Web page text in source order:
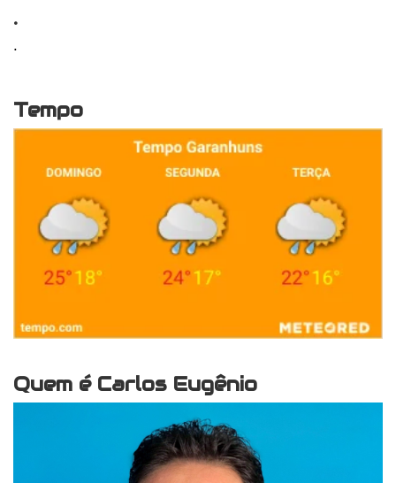
.
.
Tempo
Quem é Carlos Eugênio